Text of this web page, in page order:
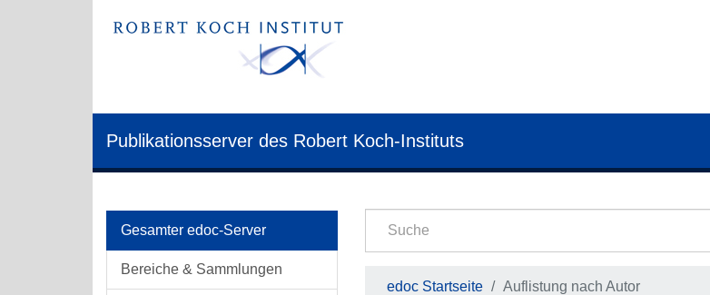
Publikationsserver des Robert Koch-Instituts
Gesamter edoc-Server
Bereiche & Sammlungen
edoc Startseite Auflistung nach Autor